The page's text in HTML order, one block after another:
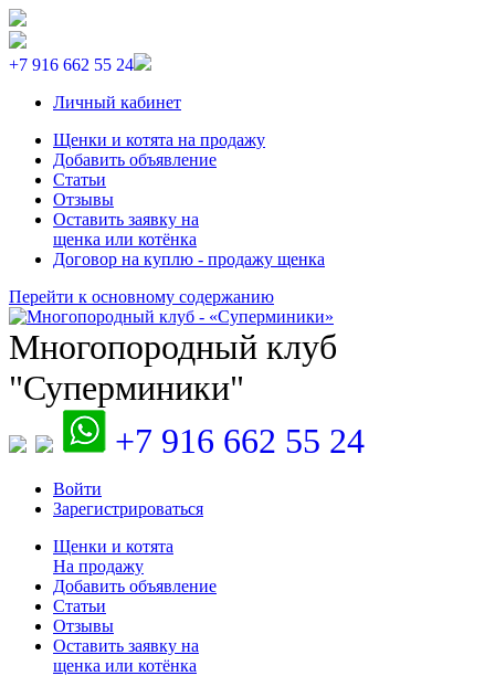
+7 916 662 55 24
Личный кабинет
Щенки и котята на продажу
Добавить объявление
Статьи
Отзывы
Оставить заявку на
щенка или котёнка
Договор на куплю - продажу щенка
Перейти к основному содержанию
Многопородный клуб
"Суперминики"
+7 916 662 55 24
Войти
Зарегистрироваться
Щенки и котята
На продажу
Добавить объявление
Статьи
Отзывы
Оставить заявку на
щенка или котёнка